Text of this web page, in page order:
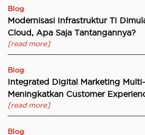
Blog
Modernisasi Infrastruktur TI
Cloud, Apa Saja Tantangannya?
[read more]
Blog
Integrated Digital Marketing
Meningkatkan Customer
[read more]
Blog